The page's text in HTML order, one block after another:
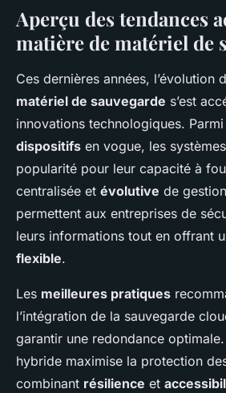
Les tendances en
matériel de
Pauline• 27 janvier 2025• 6 min de
Aperçu des tendances
matière de matériel de
Ces dernières années, l’évolution
matériel de sauvegarde s’est
innovations technologiques.
dispositifs en vogue, les
popularité pour leur capacité à
centralisée et évolutive de
permettent aux entreprises de
leurs informations tout en offrant
flexible.
Les meilleures pratiques
l’intégration de la sauvegarde
garantir une redondance
hybride maximise la protection
combinant résilience et